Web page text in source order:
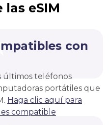
las eSIM
con
últimos teléfonos
portátiles que
Haga clic aquí para
compatible